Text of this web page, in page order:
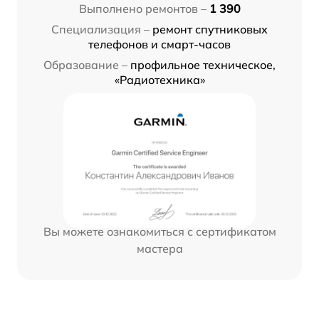
Выполнено ремонтов – 1 390
Специализация – ремонт спутниковых
телефонов и смарт-часов
Образование – профильное техническое,
«Радиотехника»
Вы можете ознакомиться с сертификатом
мастера